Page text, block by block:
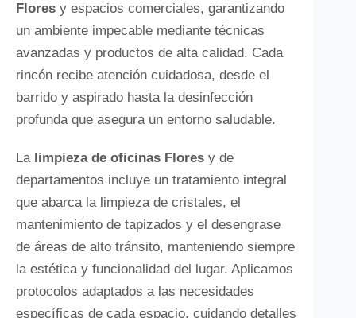
Flores y espacios comerciales, garantizando
un ambiente impecable mediante técnicas
avanzadas y productos de alta calidad. Cada
rincón recibe atención cuidadosa, desde el
barrido y aspirado hasta la desinfección
profunda que asegura un entorno saludable.
La limpieza de oficinas Flores y de
departamentos incluye un tratamiento integral
que abarca la limpieza de cristales, el
mantenimiento de tapizados y el desengrase
de áreas de alto tránsito, manteniendo siempre
la estética y funcionalidad del lugar. Aplicamos
protocolos adaptados a las necesidades
específicas de cada espacio, cuidando detalles